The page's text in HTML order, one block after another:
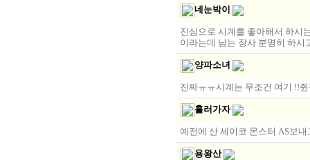
네눈박이
진심으로 시계를 좋아해서 하시
이라는데 남는 장사 분명히 하시
양파소녀
진짜ㅠㅠ시계는 무조건 여기 !!
흘러가자
예전에 산 세이코 몬스터 AS보
용왕산